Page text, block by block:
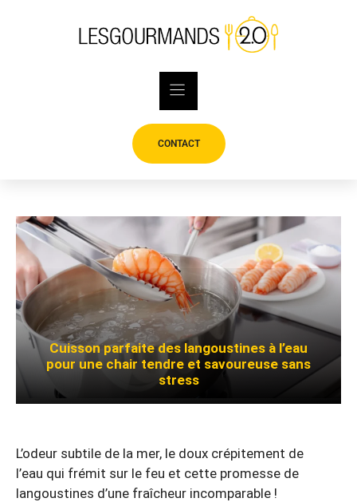
CONTACT
Cuisson parfaite des langoustines à l’eau
pour une chair tendre et savoureuse sans
stress
L’odeur subtile de la mer, le doux crépitement de
l’eau qui frémit sur le feu et cette promesse de
langoustines d’une fraîcheur incomparable !